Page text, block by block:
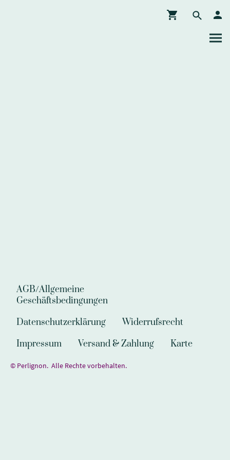
AGB/Allgemeine
Geschäftsbedingungen
Datenschutzerklärung
Widerrufsrecht
Impressum
Versand & Zahlung Karte
© Perlignon. Alle Rechte vorbehalten.